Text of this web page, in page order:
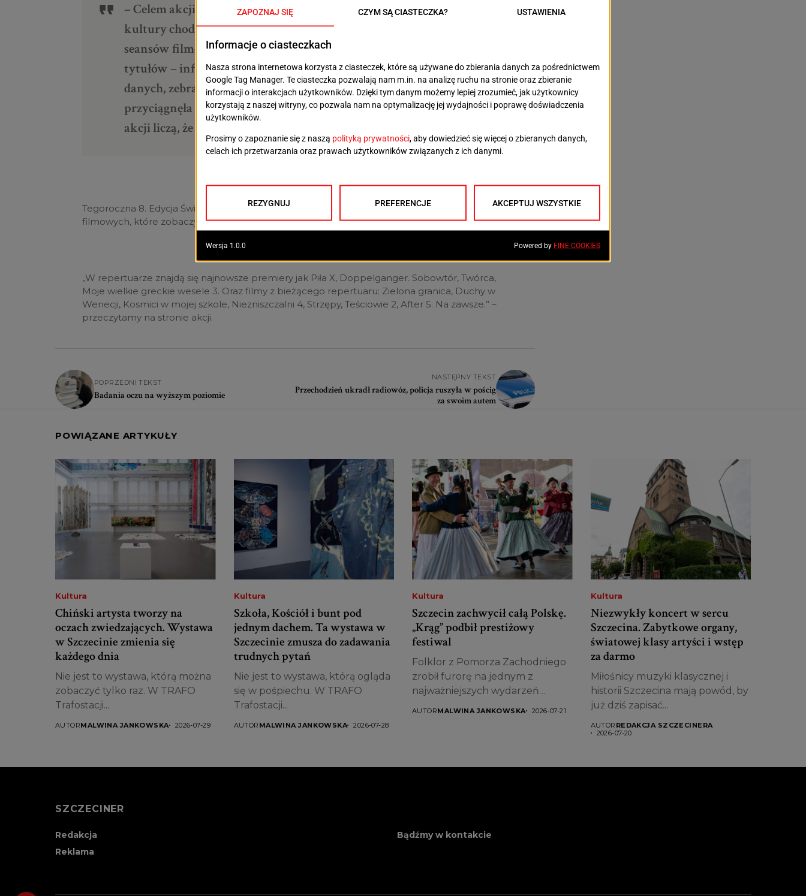
– Celem akcji „Święto Kina” jest przede wszystkim propagowanie
kultury chodzenia do kina, przekonanie nieprzekonanych do
seansów filmów na dużym ekranie oraz sama promocja konkretnych
tytułów – informuje Polski Instytut Sztuki Filmowej. – Wedle
danych, zebranych przez organizatorów, edycja z 2022 roku
przyciągnęła przez ekrany ponad pół miliona widzów. Pomysłodawcy
akcji liczą, że w tym roku pobiją ten rekord.
Tegoroczna 8. Edycja Święta Kina dotyczy filmów w 2D. Organizatorzy wymienili kilka tytułów
filmowych, które zobaczyć będzie można na dużym ekranie:
„W repertuarze znajdą się najnowsze premiery jak Piła X, Doppelganger. Sobowtór, Twórca,
Moje wielkie greckie wesele 3. Oraz filmy z bieżącego repertuaru: Zielona granica, Duchy w
Wenecji, Kosmici w mojej szkole, Niezniszczalni 4, Strzępy, Teściowie 2, After 5. Na zawsze.” –
przeczytamy na stronie akcji.
POPRZEDNI TEKST
Badania oczu na wyższym poziomie
NASTĘPNY TEKST
Przechodzień ukradł radiowóz, policja ruszyła w pościg
za swoim autem
POWIĄZANE ARTYKUŁY
Kultura
Chiński artysta tworzy na
oczach zwiedzających. Wystawa
w Szczecinie zmienia się
każdego dnia
Nie jest to wystawa, którą można
zobaczyć tylko raz. W TRAFO
Trafostacji...
AUTORMALWINA JANKOWSKA 2026-07-29
Kultura
Szkoła, Kościół i bunt pod
jednym dachem. Ta wystawa w
Szczecinie zmusza do zadawania
trudnych pytań
Nie jest to wystawa, którą ogląda
się w pośpiechu. W TRAFO
Trafostacji...
AUTOR MALWINA JANKOWSKA 2026-07-28
Kultura
Szczecin zachwycił całą Polskę.
„Krąg” podbił prestiżowy
festiwal
Folklor z Pomorza Zachodniego
zrobił furorę na jednym z
najważniejszych wydarzeń
AUTORMALWINA JANKOWSKA 2026-07-21
Kultura
Niezwykły koncert w sercu
Szczecina. Zabytkowe organy,
światowej klasy artyści i wstęp
za darmo
Miłośnicy muzyki klasycznej i
historii Szczecina mają powód, by
już dziś zapisać...
AUTOR REDAKCJA SZCZECINERA
2026-07-20
SZCZECINER
Redakcja
Bądźmy w kontakcie
Reklama